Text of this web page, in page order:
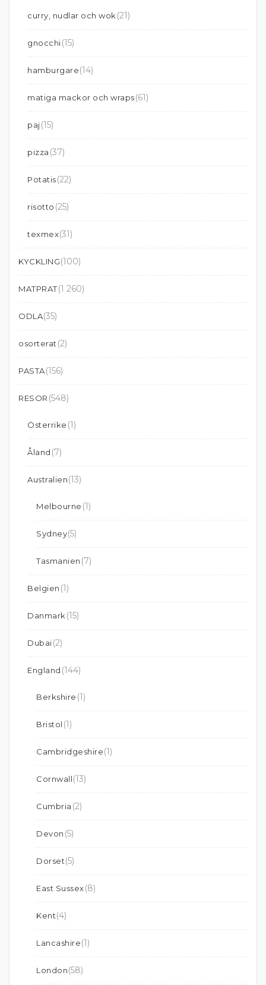
curry, nudlar och wok (21)
gnocchi(15)
hamburgare(14)
matiga mackor och wraps(61)
paj(15)
pizza (37)
Potatis(22)
risotto (25)
texmex(31)
KYCKLING(100)
MATPRAT(1 260)
ODLA(35)
osorterat (2)
PASTA(156)
RESOR (548)
Österrike (1)
Åland (7)
Australien(13)
Melbourne (1)
Sydney(5)
Tasmanien (7)
Belgien (1)
Danmark (15)
Dubai(2)
England (144)
Berkshire (1)
Bristol (1)
Cambridgeshire(1)
Cornwall(13)
Cumbria (2)
Devon (5)
Dorset(5)
East Sussex(8)
Kent(4)
Lancashire(1)
London(58)